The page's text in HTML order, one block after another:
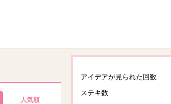
人気順
アイデアが見られた回数
ステキ数